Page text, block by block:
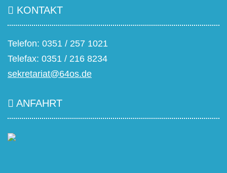
KONTAKT
Telefon: 0351 / 257 1021
Telefax: 0351 / 216 8234
sekretariat@64os.de
ANFAHRT